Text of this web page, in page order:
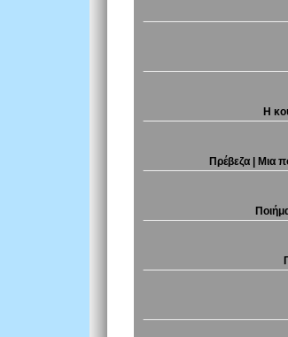
Η
Πρέβεζα | Μια